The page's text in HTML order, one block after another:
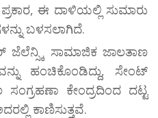
ಈ ದಾಳಿಯಲ್ಲಿ ಸುಮಾರು
ಬಳಸಲಾಗಿದೆ.
ಜೆಲೆನ್ಸ್ಕಿ ಸಾಮಾಜಿಕ ಜಾಲತಾಣ
ಹಂಚಿಕೊಂಡಿದ್ದು, ಸೇಂಟ್
ಕೇಂದ್ರದಿಂದ ದಟ್ಟ
ಕಾಣಿಸುತ್ತವೆ.